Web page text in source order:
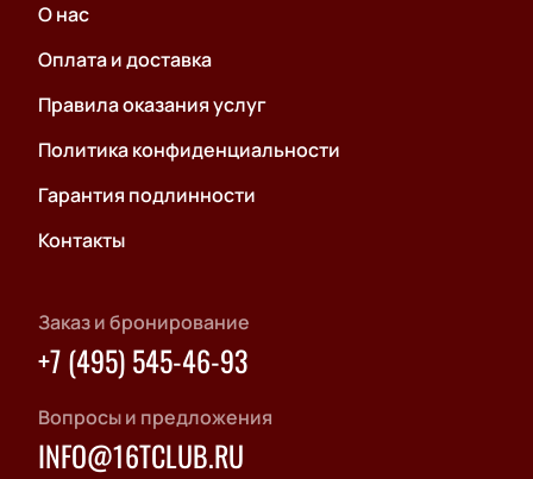
О нас
Оплата и доставка
Правила оказания услуг
Политика конфиденциальности
Гарантия подлинности
Контакты
Заказ и бронирование
+7 (495) 545-46-93
Вопросы и предложения
INFO@16TCLUB.RU